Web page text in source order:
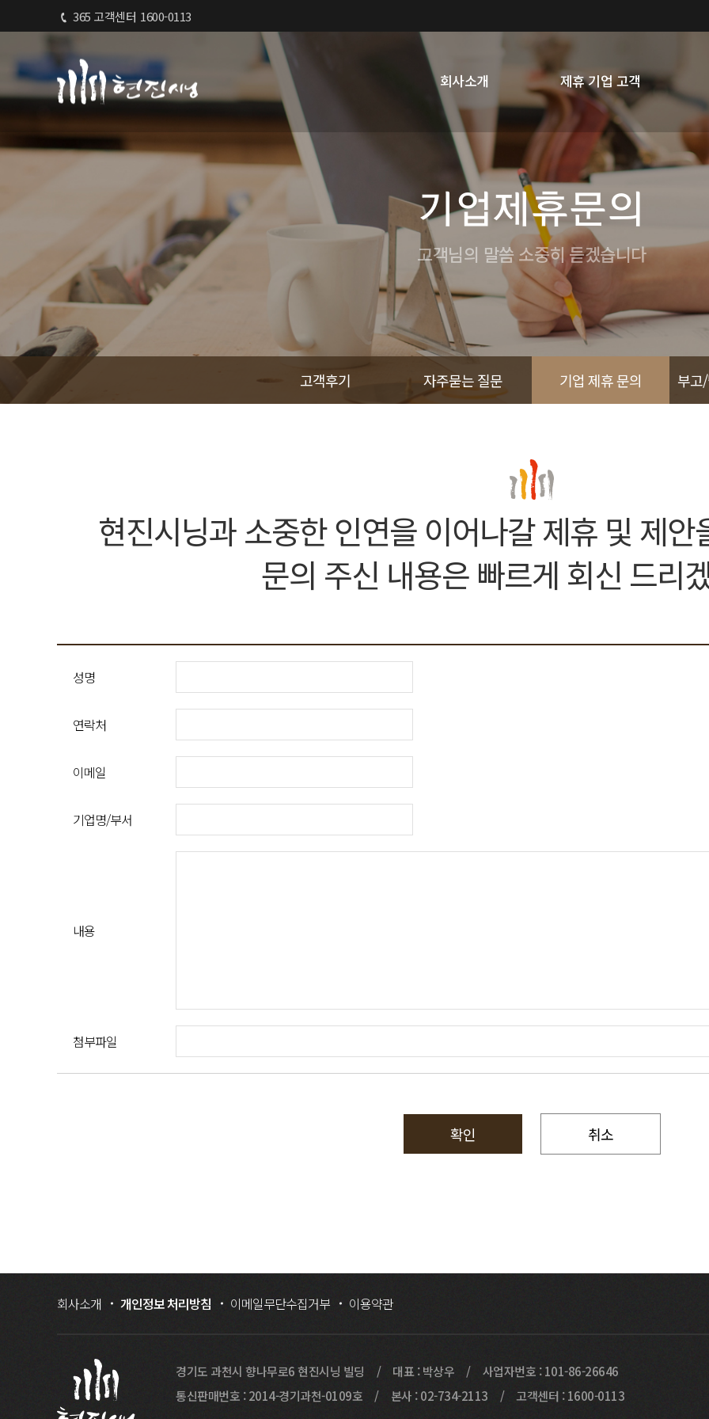
365 고객센터 1600-0113
회사소개 제휴 기업 고객
기업제휴문의
고객님의 말씀 소중히 듣겠습니다
고객후기 자주묻는 질문 기업 제휴 문의 부고
현진시닝과 소중한 인연을 이어나갈 제휴 및 제
문의 주신 내용은 빠르게 회신 드리
성명
연락처
이메일
기업명/부서
내용
첨부파일
확인 취소
회사소개 개인정보 처리방침 이메일무단수집거부 이용약관
경기도 과천시 향나무로6 현진시닝 빌딩 대표 : 박상우
사업자번호 : 101-86-26646
통신판매번호 : 2014-경기과천-0109호
본사 : 02-734-2113 고객센터 : 1600-0113